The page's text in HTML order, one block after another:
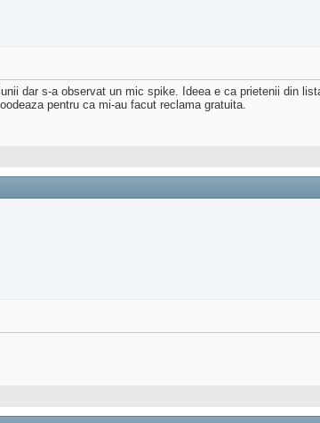
dar s-a observat un mic spike. Ideea e ca prietenii din
pentru ca mi-au facut reclama gratuita.